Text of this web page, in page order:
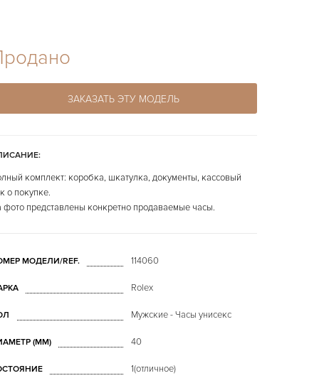
ЗАКАЗАТЬ ЭТУ МОДЕЛЬ
комплект: коробка, шкатулка, документы, кассовый
о покупке.
фото представлены конкретно продаваемые часы.
МОДЕЛИ/REF. 114060
Rolex
Мужские - Часы унисекс
(MM) 40
1(отличное)